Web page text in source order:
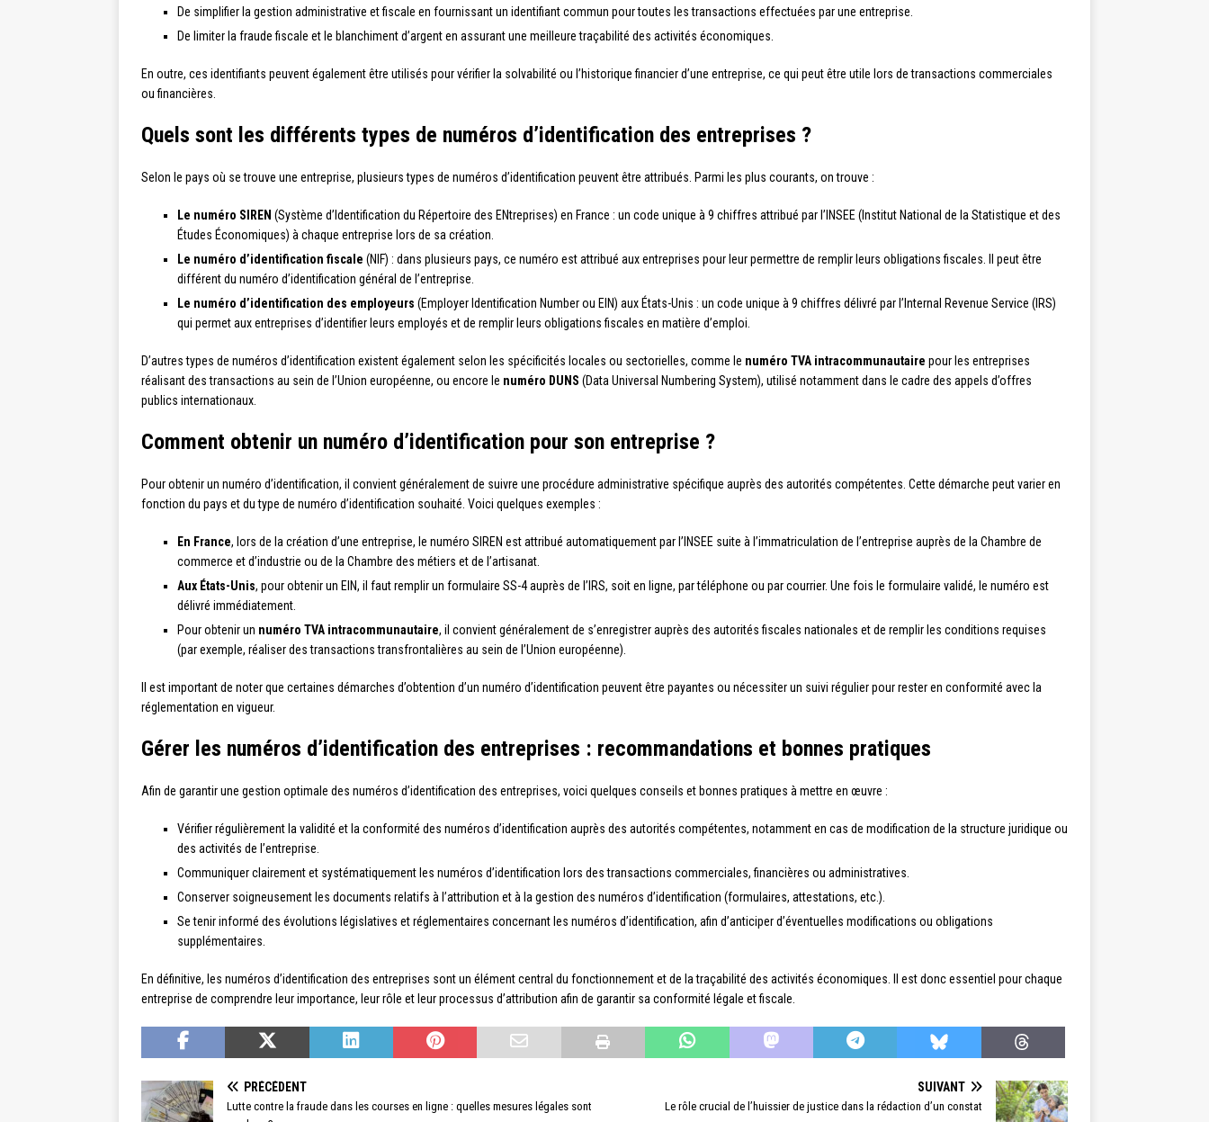
De simplifier la gestion administrative et fiscale en fournissant un identifiant commun pour toutes les transactions effectuées par une entreprise.
De limiter la fraude fiscale et le blanchiment d’argent en assurant une meilleure traçabilité des activités économiques.
En outre, ces identifiants peuvent également être utilisés pour vérifier la solvabilité ou l’historique financier d’une entreprise, ce qui peut être utile lors de transactions commerciales
ou financières.
Quels sont les différents types de numéros d’identification des entreprises ?
Selon le pays où se trouve une entreprise, plusieurs types de numéros d’identification peuvent être attribués. Parmi les plus courants, on trouve :
Le numéro SIREN (Système d’Identification du Répertoire des ENtreprises) en France : un code unique à 9 chiffres attribué par l’INSEE (Institut National de la Statistique et des
Études Économiques) à chaque entreprise lors de sa création.
Le numéro d’identification fiscale (NIF) : dans plusieurs pays, ce numéro est attribué aux entreprises pour leur permettre de remplir leurs obligations fiscales. Il peut être
différent du numéro d’identification général de l’entreprise.
Le numéro d’identification des employeurs (Employer Identification Number ou EIN) aux États-Unis : un code unique à 9 chiffres délivré par l’Internal Revenue Service (IRS)
qui permet aux entreprises d’identifier leurs employés et de remplir leurs obligations fiscales en matière d’emploi.
D’autres types de numéros d’identification existent également selon les spécificités locales ou sectorielles, comme le numéro TVA intracommunautaire pour les entreprises
réalisant des transactions au sein de l’Union européenne, ou encore le numéro DUNS (Data Universal Numbering System), utilisé notamment dans le cadre des appels d’offres
publics internationaux.
Comment obtenir un numéro d’identification pour son entreprise ?
Pour obtenir un numéro d’identification, il convient généralement de suivre une procédure administrative spécifique auprès des autorités compétentes. Cette démarche peut varier en
fonction du pays et du type de numéro d’identification souhaité. Voici quelques exemples :
En France, lors de la création d’une entreprise, le numéro SIREN est attribué automatiquement par l’INSEE suite à l’immatriculation de l’entreprise auprès de la Chambre de
commerce et d’industrie ou de la Chambre des métiers et de l’artisanat.
Aux États-Unis, pour obtenir un EIN, il faut remplir un formulaire SS-4 auprès de l’IRS, soit en ligne, par téléphone ou par courrier. Une fois le formulaire validé, le numéro est
délivré immédiatement.
Pour obtenir un numéro TVA intracommunautaire, il convient généralement de s’enregistrer auprès des autorités fiscales nationales et de remplir les conditions requises
(par exemple, réaliser des transactions transfrontalières au sein de l’Union européenne).
Il est important de noter que certaines démarches d’obtention d’un numéro d’identification peuvent être payantes ou nécessiter un suivi régulier pour rester en conformité avec la
réglementation en vigueur.
Gérer les numéros d’identification des entreprises : recommandations et bonnes pratiques
Afin de garantir une gestion optimale des numéros d’identification des entreprises, voici quelques conseils et bonnes pratiques à mettre en œuvre :
Vérifier régulièrement la validité et la conformité des numéros d’identification auprès des autorités compétentes, notamment en cas de modification de la structure juridique ou
des activités de l’entreprise.
Communiquer clairement et systématiquement les numéros d’identification lors des transactions commerciales, financières ou administratives.
Conserver soigneusement les documents relatifs à l’attribution et à la gestion des numéros d’identification (formulaires, attestations, etc.).
Se tenir informé des évolutions législatives et réglementaires concernant les numéros d’identification, afin d’anticiper d’éventuelles modifications ou obligations
supplémentaires.
En définitive, les numéros d’identification des entreprises sont un élément central du fonctionnement et de la traçabilité des activités économiques. Il est donc essentiel pour chaque
entreprise de comprendre leur importance, leur rôle et leur processus d’attribution afin de garantir sa conformité légale et fiscale.
PRÉCÉDENT
Lutte contre la fraude dans les courses en ligne : quelles mesures légales sont
SUIVANT
Le rôle crucial de l’huissier de justice dans la rédaction d’un constat